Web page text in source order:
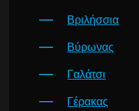
Βριλήσσια
Βύρωνας
Γαλάτσι
Γέρακας